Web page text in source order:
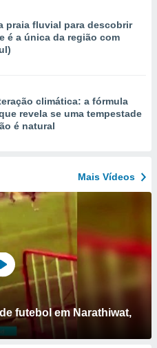
praia fluvial para descobrir
é a única da região com
climática: a fórmula
revela se uma tempestade
é natural
Mais Vídeos
futebol em Narathiwat,